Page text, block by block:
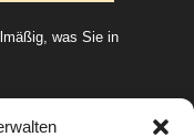
was Sie in